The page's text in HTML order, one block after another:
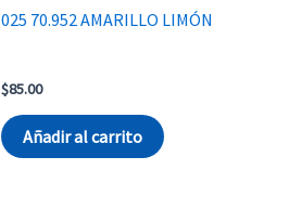
025 70.952 AMARILLO LIMÓN
$85.00
Añadir al carrito